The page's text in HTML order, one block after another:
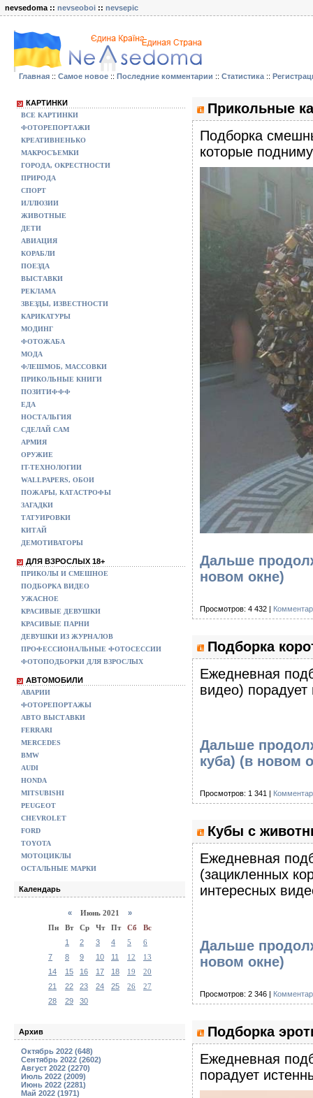
nevsedoma :: nevseoboi :: nevsepic
Главная :: Самое новое :: Последние комментарии :: Статистика ::
КАРТИНКИ
ВСЕ КАРТИНКИ
ФОТОРЕПОРТАЖИ
КРЕАТИВНЕНЬКО
МАКРОСЪЕМКИ
ГОРОДА, ОКРЕСТНОСТИ
ПРИРОДА
СПОРТ
ИЛЛЮЗИИ
ЖИВОТНЫЕ
ДЕТИ
АВИАЦИЯ
КОРАБЛИ
ПОЕЗДА
ВЫСТАВКИ
РЕКЛАМА
ЗВЕЗДЫ, ИЗВЕСТНОСТИ
КАРИКАТУРЫ
МОДИНГ
ФОТОЖАБА
МОДА
ФЛЕШМОБ, МАССОВКИ
ПРИКОЛЬНЫЕ КНИГИ
ПОЗИТИФФФ
ЕДА
НОСТАЛЬГИЯ
СДЕЛАЙ САМ
АРМИЯ
ОРУЖИЕ
IT-ТЕХНОЛОГИИ
WALLPAPERS, ОБОИ
ПОЖАРЫ, КАТАСТРОФЫ
ЗАГАДКИ
ТАТУИРОВКИ
КИТАЙ
ДЕМОТИВАТОРЫ
ДЛЯ ВЗРОСЛЫХ 18+
ПРИКОЛЫ И СМЕШНОЕ
ПОДБОРКА ВИДЕО
УЖАСНОЕ
КРАСИВЫЕ ДЕВУШКИ
КРАСИВЫЕ ПАРНИ
ДЕВУШКИ ИЗ ЖУРНАЛОВ
ПРОФЕССИОНАЛЬНЫЕ ФОТОСЕССИИ
ФОТОПОДБОРКИ ДЛЯ ВЗРОСЛЫХ
АВТОМОБИЛИ
АВАРИИ
ФОТОРЕПОРТАЖЫ
АВТО ВЫСТАВКИ
FERRARI
MERCEDES
BMW
AUDI
HONDA
MITSUBISHI
PEUGEOT
CHEVROLET
FORD
TOYOTA
МОТОЦИКЛЫ
ОСТАЛЬНЫЕ МАРКИ
Календарь
« Июнь 2021 »
Пн
Вт Ср Чт Пт Сб
Вс
1
2 3 4 5
6
7
8 9 10 11 12
13
14
15 16 17 18 19
20
21
22 23 24 25 26
27
28
29 30
Архив
Октябрь 2022 (648)
Сентябрь 2022 (2602)
Август 2022 (2270)
Июль 2022 (2009)
Июнь 2022 (2281)
Май 2022 (1971)
Прикольные
Подборка
которые
Дальше
новом окне)
Просмотров: 4 432 |
Подборка
Eжедневная
видео)
Дальше
куба) (в новом
Просмотров: 1 341 |
Кубы с
Eжедневная
(зацикленных
интересных
Дальше
новом окне)
Просмотров: 2 346 |
Подборка
Eжедневная
порадует